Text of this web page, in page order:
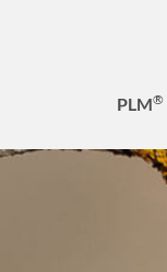
PLM®